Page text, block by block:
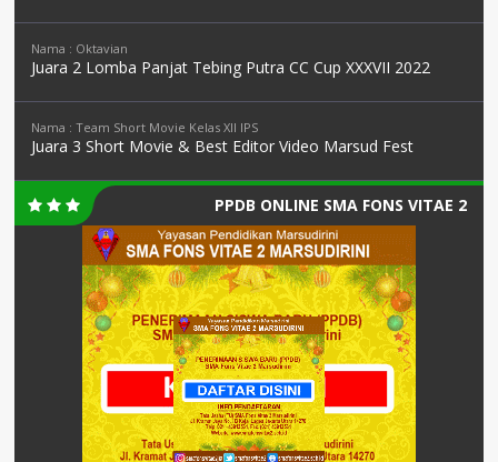
Nama : Oktavian
Juara 2 Lomba Panjat Tebing Putra CC Cup XXXVII 2022
Nama : Team Short Movie Kelas XII IPS
Juara 3 Short Movie & Best Editor Video Marsud Fest
PPDB ONLINE SMA FONS VITAE 2